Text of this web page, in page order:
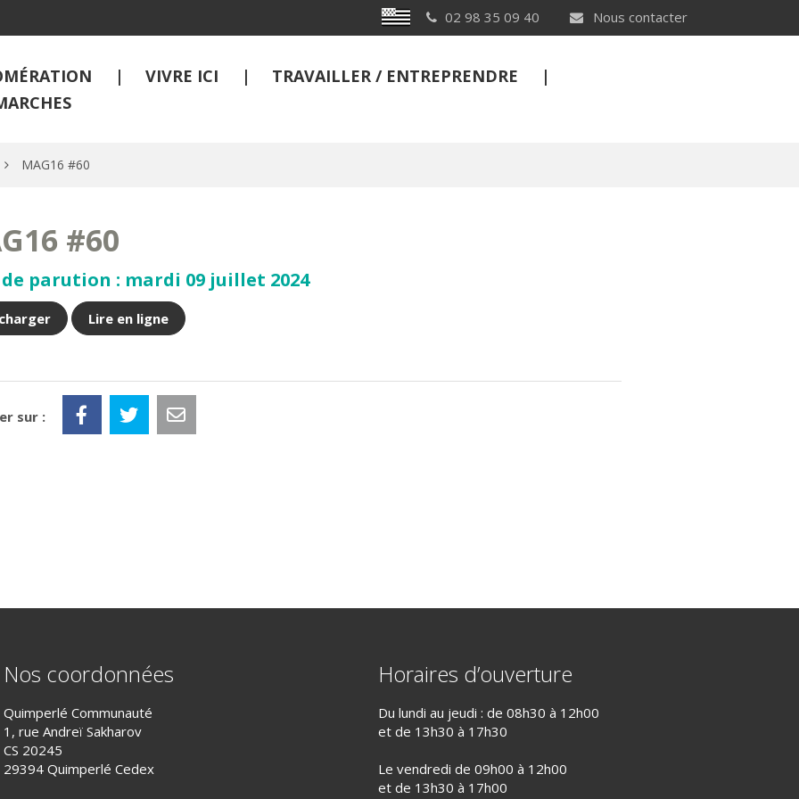
Breton 02 98 35 09 40 Nous contacter
VIVRE ICI
TRAVAILLER / ENTREPRENDRE
MAG16 #60
#60
parution : mardi 09 juillet 2024
Lire en ligne
sur :
Nos coordonnées
Quimperlé Communauté
1, rue Andreï Sakharov
CS 20245
29394 Quimperlé Cedex
Horaires d’ouverture
Du lundi au jeudi : de 08h30 à 12h00
et de 13h30 à 17h30
Le vendredi de 09h00 à 12h00
et de 13h30 à 17h00